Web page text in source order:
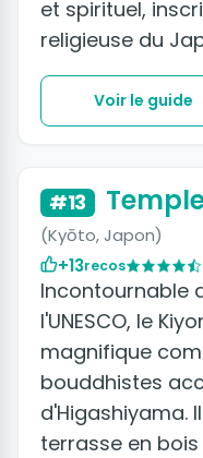
et spirituel,
religieuse du
Voir le guide
#13
(Kyōto, Japon)
+13recos
Incontournable
l'UNESCO, le
magnifique
bouddhistes
d'Higashiyama.
terrasse en